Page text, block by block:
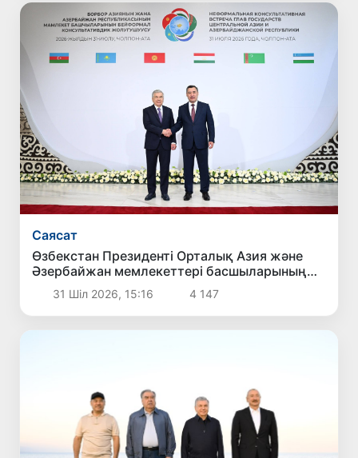
Саясат
Өзбекстан Президенті Орталық Азия және
Әзербайжан мемлекеттері басшыларының
бейресми кездесуіне қатысты
31 Шіл 2026, 15:16 4 147